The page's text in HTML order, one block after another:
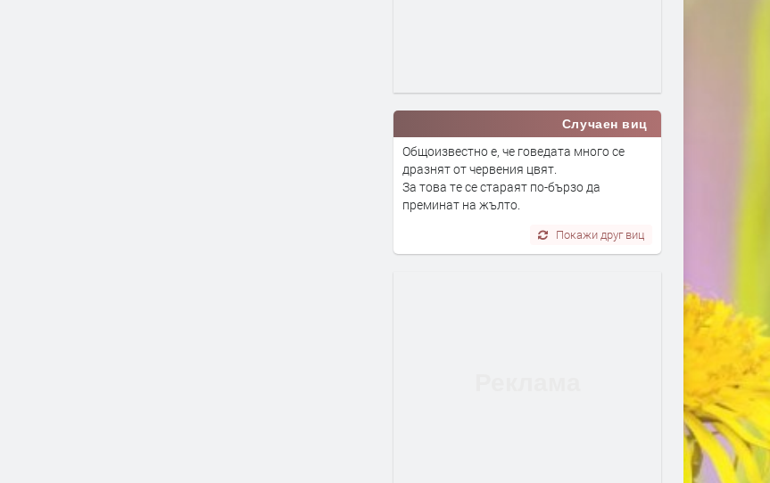
Случаен виц
Общоизвестно е, че говедата много се
дразнят от червения цвят.
За това те се стараят по-бързо да
преминат на жълто.
Покажи друг виц